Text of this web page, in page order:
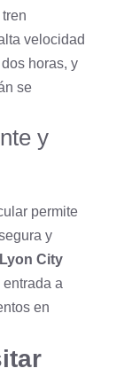
velocidad
horas, y
se
y
permite
y
Lyon City
a
en